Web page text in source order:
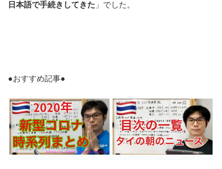
日本語で手続きしてきた 」でした。
●おすすめ記事●